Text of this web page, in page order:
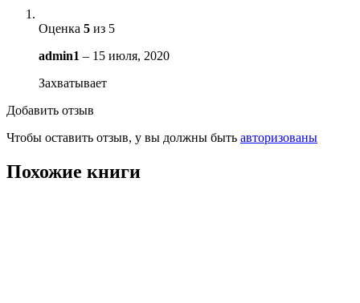
Оценка 5 из 5
admin1 – 15 июля, 2020
Захватывает
Добавить отзыв
Чтобы оставить отзыв, у вы должны быть авторизованы
Похожие книги